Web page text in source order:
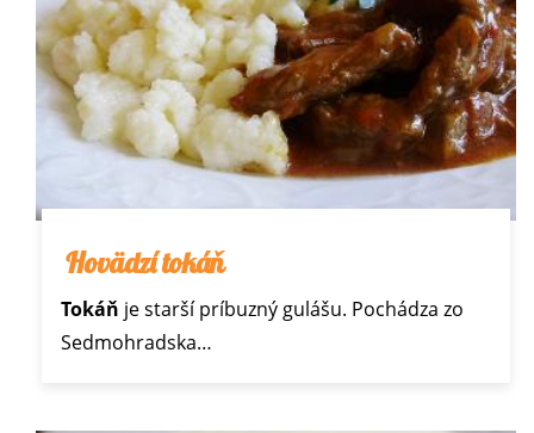
Hovädzí tokáň
Tokáň je starší príbuzný gulášu. Pochádza zo
Sedmohradska…